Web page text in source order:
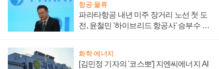
항공·물류
파라타항공 내년 미주 장거리 노선 첫 도
전, 윤철민 '하이브리드 항공사' 승부수 통
화학·에너지
[김민정 기자의 '코스뽀'] 지엔씨에너지 AI